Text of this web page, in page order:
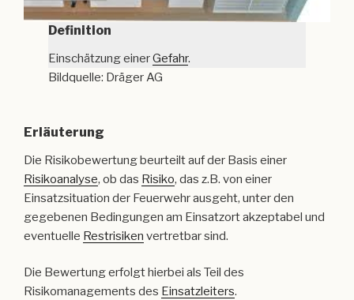
Definition
Einschätzung einerGefahr.
Bildquelle: Dräger AG
Erläuterung
Die Risikobewertung beurteilt auf der Basis einer
Risikoanalyse, ob das Risiko, das z.B. von einer
Einsatzsituation der Feuerwehr ausgeht, unter den
gegebenen Bedingungen am Einsatzort akzeptabel und
eventuelle Restrisiken vertretbar sind.
Die Bewertung erfolgt hierbei als Teil des
Risikomanagements des Einsatzleiters.